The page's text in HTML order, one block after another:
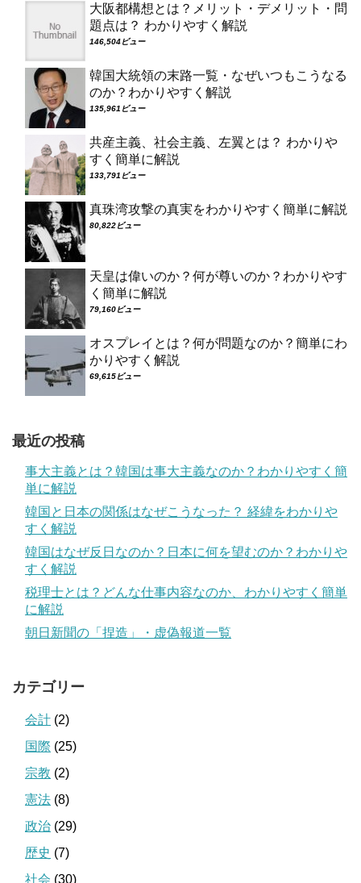
大阪都構想とは？メリット・デメリット・問
題点は？ わかりやすく解説
146,504ビュー
韓国大統領の末路一覧・なぜいつもこうなる
のか？わかりやすく解説
135,961ビュー
共産主義、社会主義、左翼とは？ わかりや
すく簡単に解説
133,791ビュー
真珠湾攻撃の真実をわかりやすく簡単に解説
80,822ビュー
天皇は偉いのか？何が尊いのか？わかりやす
く簡単に解説
79,160ビュー
オスプレイとは？何が問題なのか？簡単にわ
かりやすく解説
69,615ビュー
最近の投稿
事大主義とは？韓国は事大主義なのか？わかりやすく簡
単に解説
韓国と日本の関係はなぜこうなった？ 経緯をわかりや
すく解説
韓国はなぜ反日なのか？日本に何を望むのか？わかりや
すく解説
税理士とは？どんな仕事内容なのか、わかりやすく簡単
に解説
朝日新聞の「捏造」・虚偽報道一覧
カテゴリー
会計 (2)
国際 (25)
宗教 (2)
憲法 (8)
政治 (29)
歴史 (7)
社会 (30)